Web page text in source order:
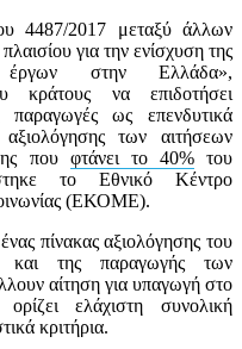
4487/2017 μεταξύ άλλων
για την ενίσχυση της
έργων στην Ελλάδα»,
κράτους να επιδοτήσει
παραγωγές ως επενδυτικά
των αιτήσεων
που φτάνει το 40%του
το Εθνικό Κέντρο
(ΕΚΟΜΕ).
πίνακας αξιολόγησης του
και της παραγωγής των
αίτηση για υπαγωγή στο
ελάχιστη συνολική
κριτήρια.